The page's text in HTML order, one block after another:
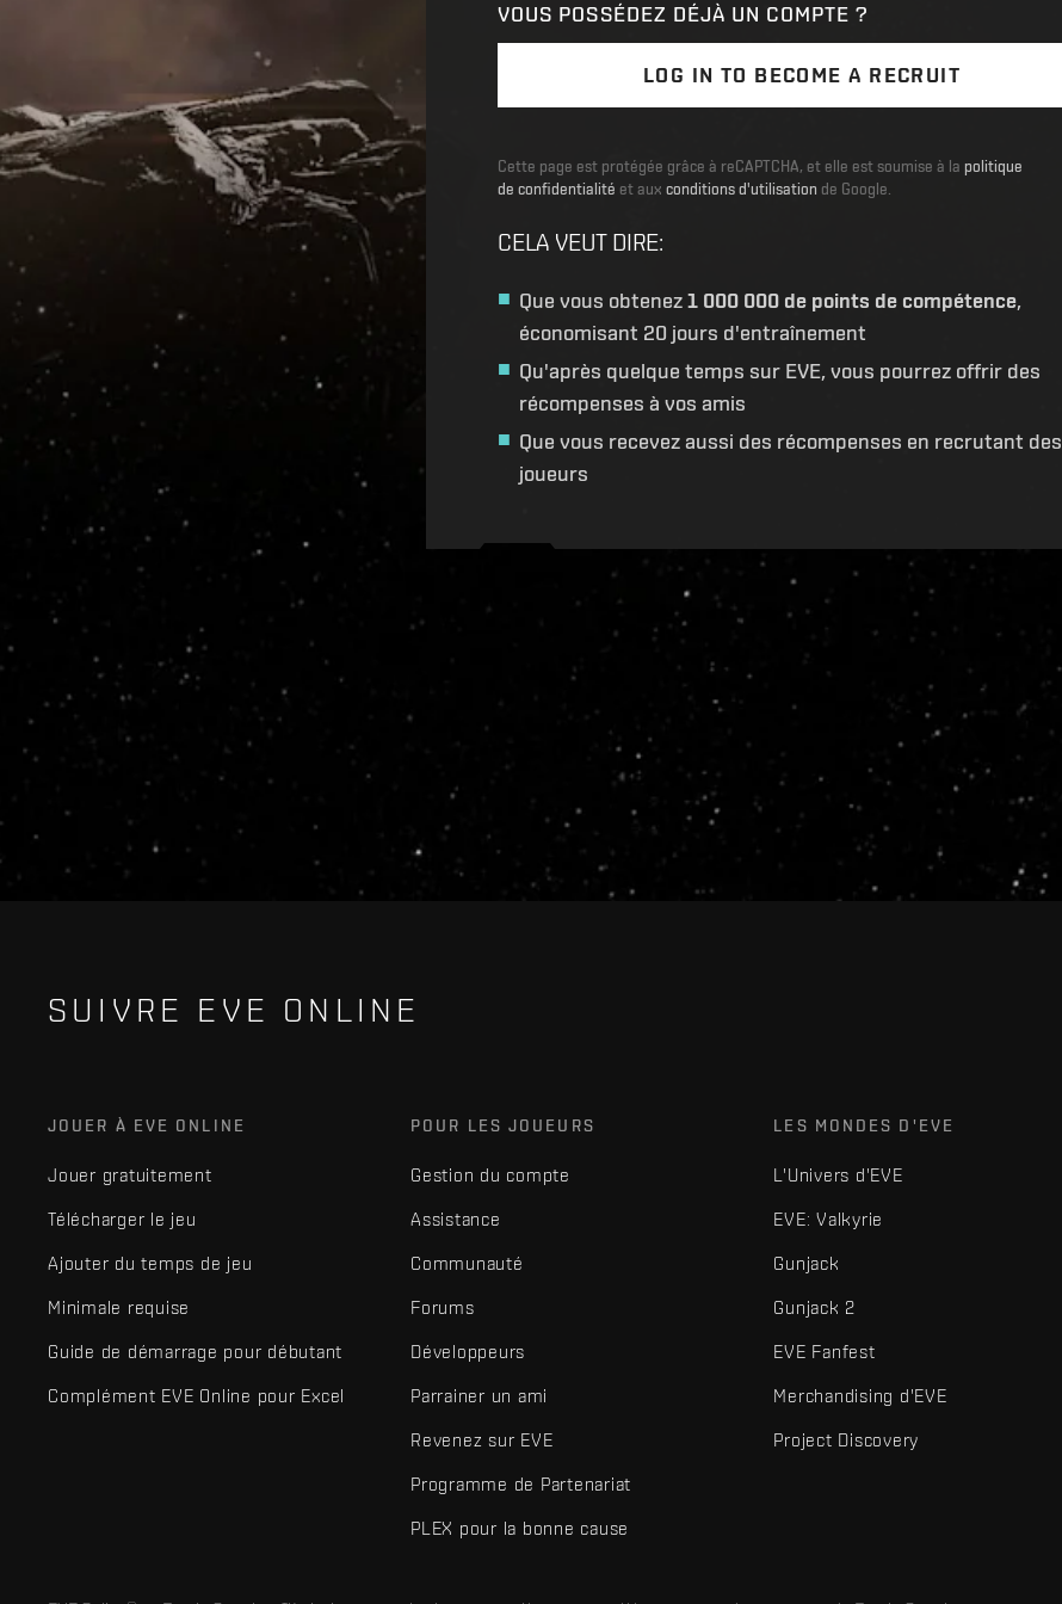
VOUS POSSÉDEZ DÉJÀ UN COMPTE ?
LOG IN TO BECOME A RECRUIT
Cette page est protégée grâce à reCAPTCHA, et elle est soumise à la politique
de confidentialité et aux conditions d'utilisation de Google.
CELA VEUT DIRE:
Que vous obtenez1 000 000 de points de compétence,
économisant 20 jours d'entraînement
Qu'après quelque temps sur EVE, vous pourrez offrir des
récompenses à vos amis
Que vous recevez aussi des récompenses en recrutant des
joueurs
Recruitment service url to use: https://eve-web-user-live.evetech.net/api/v1 Flag is ON
SUIVRE EVE ONLINE
JOUER À EVE ONLINE
Jouer gratuitement
Télécharger le jeu
Ajouter du temps de jeu
Minimale requise
Guide de démarrage pour débutant
Complément EVE Online pour Excel
POUR LES JOUEURS
Gestion du compte
Assistance
Communauté
Forums
Développeurs
Parrainer un ami
Revenez sur EVE
Programme de Partenariat
PLEX pour la bonne cause
LES MONDES D'EVE
L'Univers d'EVE
EVE: Valkyrie
Gunjack
Gunjack 2
EVE Fanfest
Merchandising d'EVE
Project Discovery